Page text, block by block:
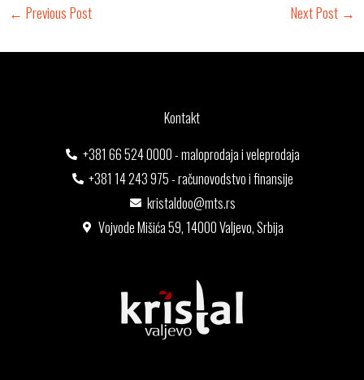
← Previous Post Next Post →
Kontakt
+381 66 524 0000 - maloprodaja i veleprodaja
+381 14 243 975 - računovodstvo i finansije
kristaldoo@mts.rs
Vojvode Mišića 59, 14000 Valjevo, Srbija